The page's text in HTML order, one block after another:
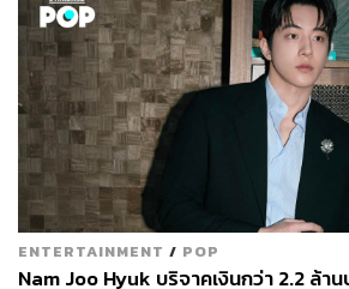
1. เตรียมหลักฐานการบริจาค
หลักฐานที่สำคัญที่สุดคือ ใบเสร็จรับเงิ
บัตร ที่ระบุข้อมูลสำคัญดังนี้:
ชื่อ-นามสกุล และที่อยู่ของผู้บริจาค
ผู้ที่ยื่นลดหย่อน)
วันที่บริจาค
จำนวนเงินที่บริจาค
ชื่อและที่อยู่ของหน่วยงานที่รับบริ
ENTERTAINMENT / POP
Nam Joo Hyuk บริจาคเงินกว่า 2.2 ล้า